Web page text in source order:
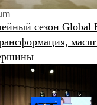
масштаб,